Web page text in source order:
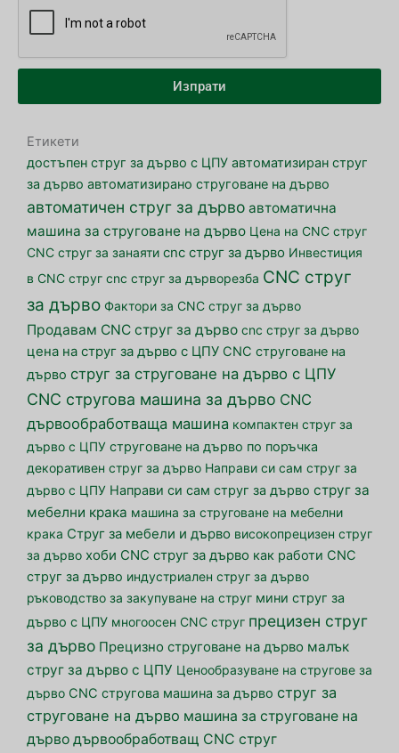
Изпрати
Етикети
достъпен струг за дърво с ЦПУ автоматизиран струг
за дърво автоматизирано струговане на дърво
автоматичен струг за дърво автоматична
машина за струговане на дърво Цена на CNC струг
CNC струг за занаяти cnc струг за дърво Инвестиция
в CNC струг cnc струг за дърворезба CNC струг
за дърво Фактори за CNC струг за дърво
Продавам CNC струг за дърво cnc струг за дърво
цена на струг за дърво с ЦПУ CNC струговане на
дърво струг за струговане на дърво с ЦПУ
CNC стругова машина за дърво CNC
дървообработваща машина компактен струг за
дърво с ЦПУ струговане на дърво по поръчка
декоративен струг за дърво Направи си сам струг за
дърво с ЦПУ Направи си сам струг за дърво струг за
мебелни крака машина за струговане на мебелни
крака Струг за мебели и дърво високопрецизен струг
за дърво хоби CNC струг за дърво как работи CNC
струг за дърво индустриален струг за дърво
ръководство за закупуване на струг мини струг за
дърво с ЦПУ многоосен CNC струг прецизен струг
за дърво Прецизно струговане на дърво малък
струг за дърво с ЦПУ Ценообразуване на стругове за
дърво CNC стругова машина за дърво струг за
струговане на дърво машина за струговане на
дърво дървообработващ CNC струг